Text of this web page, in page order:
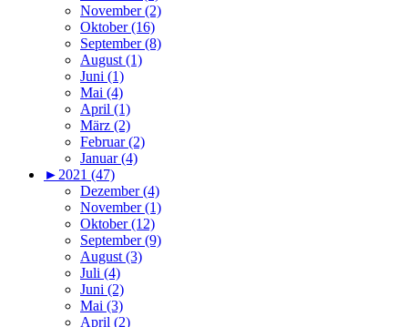
November (2)
Oktober (16)
September (8)
August (1)
Juni (1)
Mai (4)
April (1)
März (2)
Februar (2)
Januar (4)
► 2021 (47)
Dezember (4)
November (1)
Oktober (12)
September (9)
August (3)
Juli (4)
Juni (2)
Mai (3)
April (2)